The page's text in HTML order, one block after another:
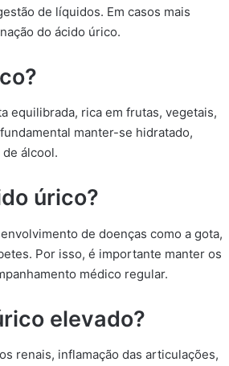
de líquidos. Em casos mais
do ácido úrico.
equilibrada, rica em frutas, vegetais,
manter-se hidratado,
álcool.
úrico?
de doenças como a gota,
Por isso, é importante manter os
médico regular.
elevado?
renais, inflamação das articulações,